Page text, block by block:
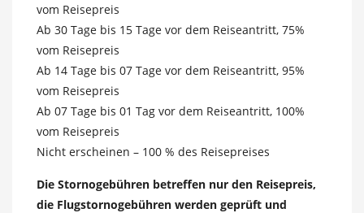
vom Reisepreis
Ab 30 Tage bis 15 Tage vor dem Reiseantritt, 75%
vom Reisepreis
Ab 14 Tage bis 07 Tage vor dem Reiseantritt, 95%
vom Reisepreis
Ab 07 Tage bis 01 Tag vor dem Reiseantritt, 100%
vom Reisepreis
Nicht erscheinen – 100 % des Reisepreises
Die Stornogebühren betreffen nur den Reisepreis,
die Flugstornogebühren werden geprüft und